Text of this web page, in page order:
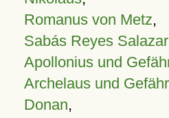
Romanus von Metz,
Sabás Reyes Salazar
Apollonius und
Archelaus und
Donan,